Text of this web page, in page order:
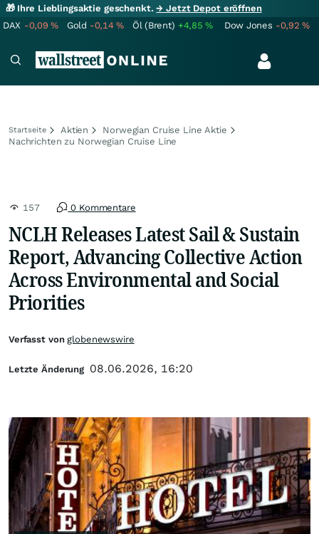
🎁 Ihre Lieblingsaktie geschenkt.→ Jetzt Depot eröffnen
DAX -0,09% Gold -0,14% Öl (Brent) +4,85% Dow Jones -0,92%
Startseite Aktien
Norwegian Cruise Line Aktie
Nachrichten zu Norwegian Cruise Line
157 0 Kommentare
NCLH Releases Latest Sail & Sustain
Report, Advancing Collective Action
Across Environmental and Social
Priorities
Verfasst vonglobenewswire
Letzte Änderung 08.06.2026, 16:20